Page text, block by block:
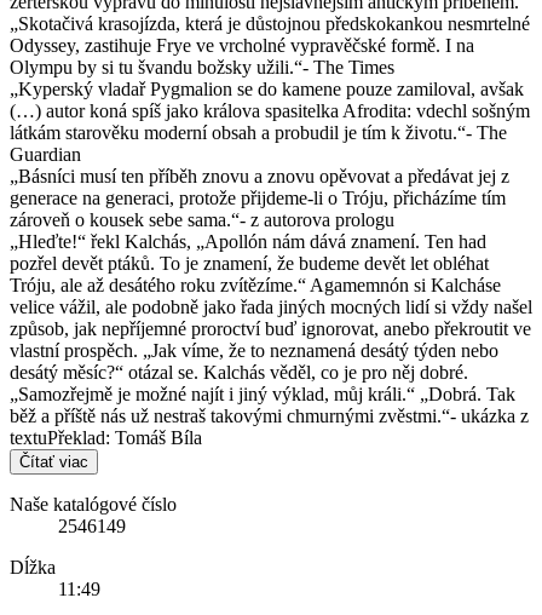
„Skotačivá krasojízda, která je důstojnou předskokankou nesmrtelné
Odyssey, zastihuje Frye ve vrcholné vypravěčské formě. I na
Olympu by si tu švandu božsky užili.“- The Times
„Kyperský vladař Pygmalion se do kamene pouze zamiloval, avšak
(…) autor koná spíš jako králova spasitelka Afrodita: vdechl sošným
látkám starověku moderní obsah a probudil je tím k životu.“- The
Guardian
„Básníci musí ten příběh znovu a znovu opěvovat a předávat jej z
generace na generaci, protože přijdeme-li o Tróju, přicházíme tím
zároveň o kousek sebe sama.“- z autorova prologu
„Hleďte!“ řekl Kalchás, „Apollón nám dává znamení. Ten had
pozřel devět ptáků. To je znamení, že budeme devět let obléhat
Tróju, ale až desátého roku zvítězíme.“ Agamemnón si Kalcháse
velice vážil, ale podobně jako řada jiných mocných lidí si vždy našel
způsob, jak nepříjemné proroctví buď ignorovat, anebo překroutit ve
vlastní prospěch. „Jak víme, že to neznamená desátý týden nebo
desátý měsíc?“ otázal se. Kalchás věděl, co je pro něj dobré.
„Samozřejmě je možné najít i jiný výklad, můj králi.“ „Dobrá. Tak
běž a příště nás už nestraš takovými chmurnými zvěstmi.“- ukázka z
textuPřeklad: Tomáš Bíla
Čítať viac
Naše katalógové číslo
2546149
Dĺžka
11:49